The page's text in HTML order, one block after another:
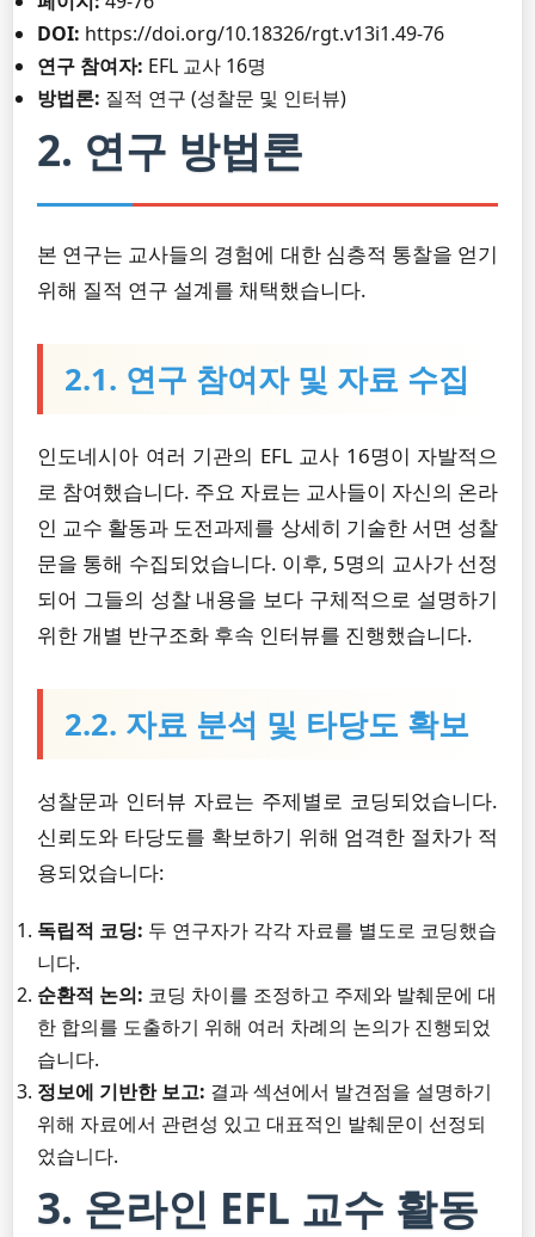
DOI: https://doi.org/10.18326/rgt.v13i1.49-76
연구 참여자: EFL 교사 16명
방법론: 질적 연구 (성찰문 및 인터뷰)
2. 연구 방법론
본 연구는 교사들의 경험에 대한 심층적 통찰을 얻기
위해 질적 연구 설계를 채택했습니다.
2.1. 연구 참여자 및 자료 수집
인도네시아 여러 기관의 EFL 교사 16명이 자발적으
로 참여했습니다. 주요 자료는 교사들이 자신의 온라
인 교수 활동과 도전과제를 상세히 기술한 서면 성찰
문을 통해 수집되었습니다. 이후, 5명의 교사가 선정
되어 그들의 성찰 내용을 보다 구체적으로 설명하기
위한 개별 반구조화 후속 인터뷰를 진행했습니다.
2.2. 자료 분석 및 타당도 확보
성찰문과 인터뷰 자료는 주제별로 코딩되었습니다.
신뢰도와 타당도를 확보하기 위해 엄격한 절차가 적
용되었습니다:
독립적 코딩: 두 연구자가 각각 자료를 별도로 코딩했습
니다.
순환적 논의: 코딩 차이를 조정하고 주제와 발췌문에 대
한 합의를 도출하기 위해 여러 차례의 논의가 진행되었
습니다.
정보에 기반한 보고: 결과 섹션에서 발견점을 설명하기
위해 자료에서 관련성 있고 대표적인 발췌문이 선정되
었습니다.
3. 온라인 EFL 교수 활동